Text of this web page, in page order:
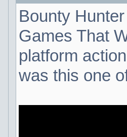
Bounty
Games That
platform
was this one